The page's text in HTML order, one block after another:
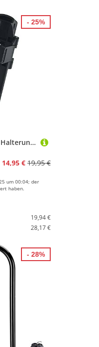
ABUS Fahrradschloss Halterung SH 6000 Bordo - zum Transport von Faltschlössern, Schwarz
14,95 € 19,95 €
um 00:04; der
haben.
19,94 €
28,17 €
- 25%
- 28%